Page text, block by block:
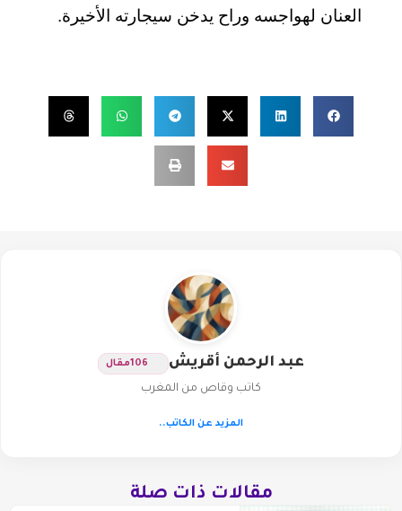
العنان لهواجسه وراح يدخن سيجارته الأخيرة.
عبد الرحمن أقريش 106مقال
كاتب وقاص من المغرب
المزيد عن الكاتب..
مقالات ذات صلة